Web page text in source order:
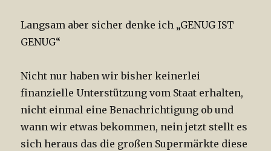
Langsam aber sicher denke ich „GENUG IST
GENUG“
Nicht nur haben wir bisher keinerlei
finanzielle Unterstützung vom Staat erhalten,
nicht einmal eine Benachrichtigung ob und
wann wir etwas bekommen, nein jetzt stellt es
sich heraus das die großen Supermärkte diese